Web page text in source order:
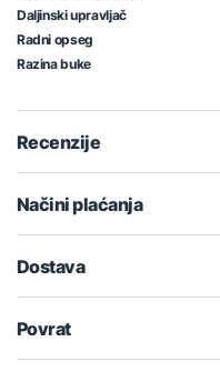
Daljinski upravljač
Radni opseg
Razina buke
Recenzije
Načini plaćanja
Dostava
Povrat